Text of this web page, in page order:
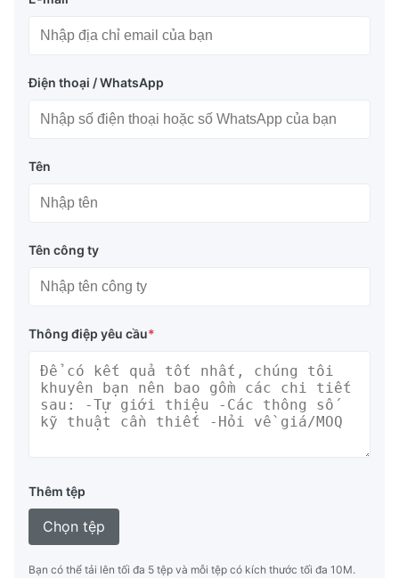
Điện thoại / WhatsApp
Tên
Tên công ty
Thông điệp yêu cầu*
Thêm tệp
Chọn tệp
Bạn có thể tải lên tối đa 5 tệp và mỗi tệp có kích thước tối đa 10M.